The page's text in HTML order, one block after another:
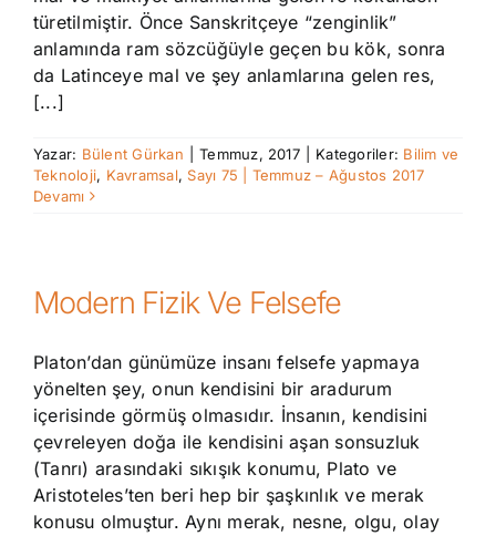
türetilmiştir. Önce Sanskritçeye “zenginlik”
anlamında ram sözcüğüyle geçen bu kök, sonra
da Latinceye mal ve şey anlamlarına gelen res,
[...]
Yazar: Bülent Gürkan Temmuz, 2017 Kategoriler: Bilim ve
Teknoloji, Kavramsal, Sayı 75 | Temmuz – Ağustos 2017
Devamı
Modern Fizik Ve Felsefe
Platon’dan günümüze insanı felsefe yapmaya
yönelten şey, onun kendisini bir aradurum
içerisinde görmüş olmasıdır. İnsanın, kendisini
çevreleyen doğa ile kendisini aşan sonsuzluk
(Tanrı) arasındaki sıkışık konumu, Plato ve
Aristoteles’ten beri hep bir şaşkınlık ve merak
konusu olmuştur. Aynı merak, nesne, olgu, olay